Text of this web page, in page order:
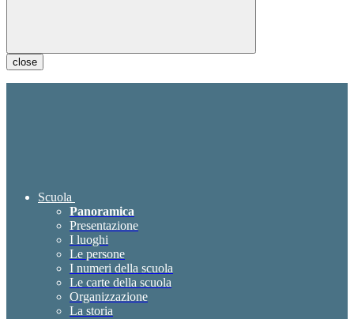
close
Scuola
Panoramica
Presentazione
I luoghi
Le persone
I numeri della scuola
Le carte della scuola
Organizzazione
La storia